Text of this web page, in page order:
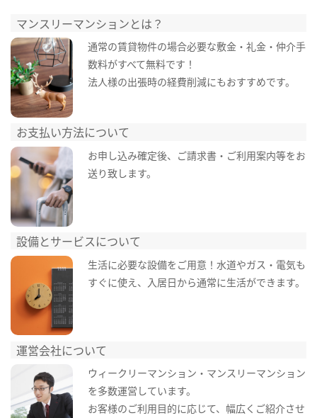
マンスリーマンションとは？
通常の賃貸物件の場合必要な敷金・礼金・仲介手
数料がすべて無料です！
法人様の出張時の経費削減にもおすすめです。
お支払い方法について
お申し込み確定後、ご請求書・ご利用案内等をお
送り致します。
設備とサービスについて
生活に必要な設備をご用意！水道やガス・電気も
すぐに使え、入居日から通常に生活ができます。
運営会社について
ウィークリーマンション・マンスリーマンション
を多数運営しています。
お客様のご利用目的に応じて、幅広くご紹介させ